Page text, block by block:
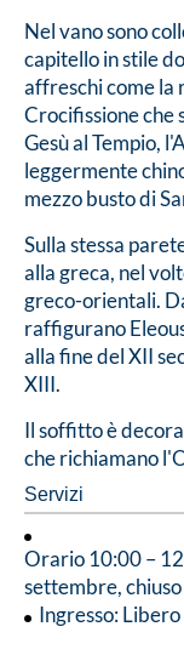
Nel vano sono
capitello in stile
affreschi come la
Crocifissione che
Gesù al Tempio,
leggermente
mezzo busto di
Sulla stessa
alla greca, nel
greco-orientali.
raffigurano
alla fine del XII
XIII.
Il soffitto è
che richiamano
Servizi
Orario 10:00 –
settembre,
Ingresso: Libero